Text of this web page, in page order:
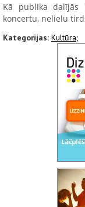
Kā publika dalījās
koncertu, nelielu
Kategorijas: Kultūra;